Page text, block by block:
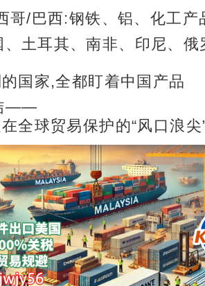
哥/巴西:钢铁、铝、化工产
、土耳其、南非、印尼、俄
国家,全都盯着中国产品
——
全球贸易保护的“风口浪尖